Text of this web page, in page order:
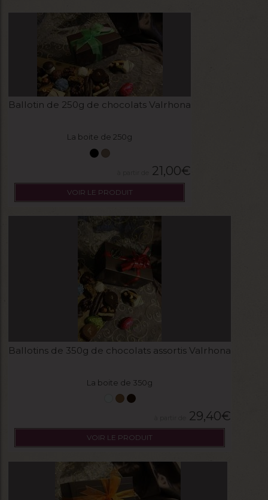
Ballotin de 250g de chocolats Valrhona
La boite de 250g
21,00€
VOIR LE PRODUIT
Ballotins de 350g de chocolats assortis Valrhona
La boite de 350g
29,40€
VOIR LE PRODUIT